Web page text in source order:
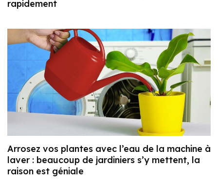
rapidement
Arrosez vos plantes avec l’eau de la machine à
laver : beaucoup de jardiniers s’y mettent, la
raison est géniale